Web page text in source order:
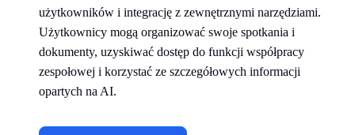
użytkowników i integrację z zewnętrznymi narzędziami.
Użytkownicy mogą organizować swoje spotkania i
dokumenty, uzyskiwać dostęp do funkcji współpracy
zespołowej i korzystać ze szczegółowych informacji
opartych na AI.